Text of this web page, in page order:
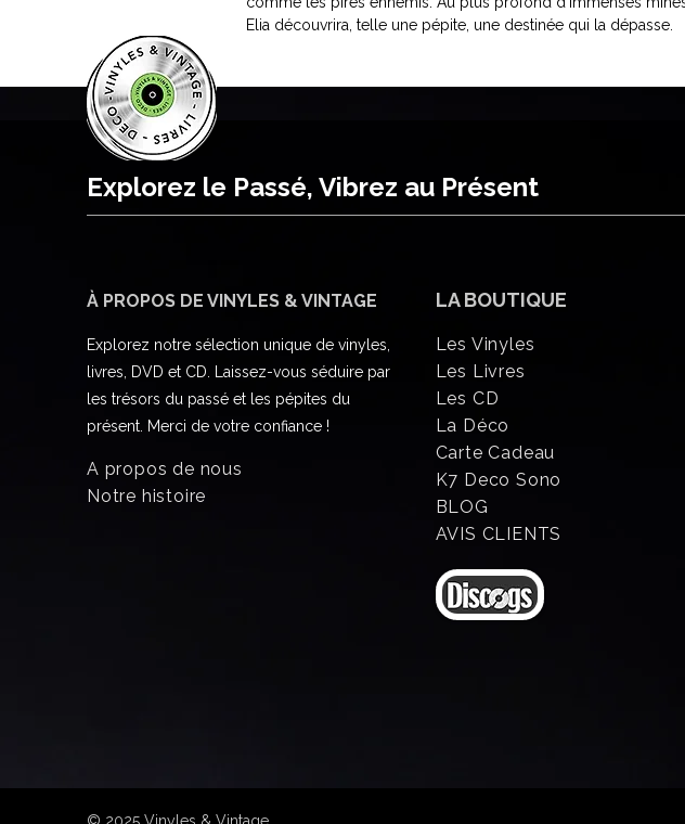
Elia découvrira, telle une pépite, une destinée qui la dépasse.
Explorez le Passé, Vibrez au Présent
À PROPOS DE VINYLES & VINTAGE
Explorez notre sélection unique de vinyles,
livres, DVD et CD. Laissez-vous séduire par
les trésors du passé et les pépites du
présent. Merci de votre confiance !
A propos de nous
Notre histoire
LA BOUTIQUE
Les Vinyles
Les Livres
Les CD
La Déco
Carte Cadeau
K7 Deco Sono
BLOG
AVIS CLIENTS